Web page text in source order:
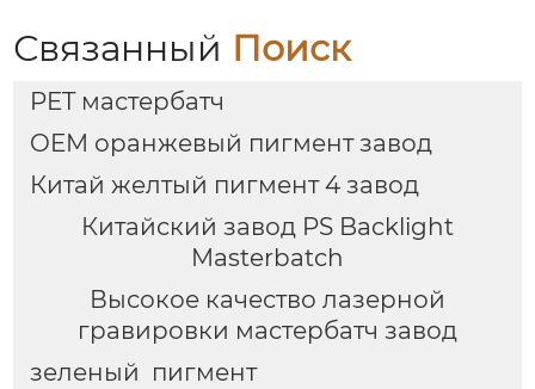
Связанный Поиск
PET мастербатч
OEM оранжевый пигмент завод
Китай желтый пигмент 4 завод
Китайский завод PS Backlight
Masterbatch
Высокое качество лазерной
гравировки мастербатч завод
зеленый пигмент